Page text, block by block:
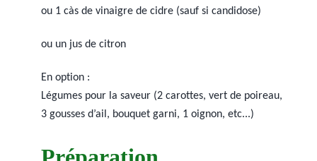
ou 1 càs de vinaigre de cidre (sauf si candidose)
ou un jus de citron
En option :
Légumes pour la saveur (2 carottes, vert de poireau,
3 gousses d’ail, bouquet garni, 1 oignon, etc...)